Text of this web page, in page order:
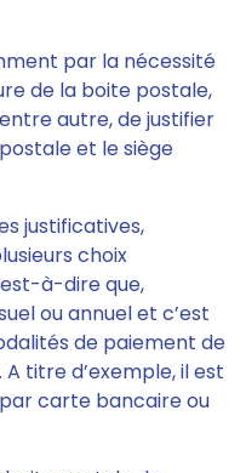
par la nécessité
de la boite postale,
autre, de justifier
et le siège
justificatives,
choix
à-dire que,
ou annuelet c’est
de paiement de
titre d’exemple, il est
carte bancaire ou